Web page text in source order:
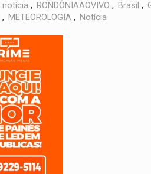
notícia , RONDÔNIAAOVIVO , Brasil ,
, METEOROLOGIA , Notícia